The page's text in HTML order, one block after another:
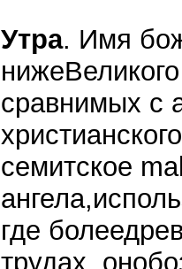
Утра. Имя
сравнимых с
семитское
где
трудах,